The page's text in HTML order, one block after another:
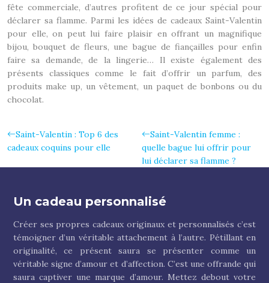
fête commerciale, d’autres profitent de ce jour spécial pour
déclarer sa flamme. Parmi les idées de cadeaux Saint-Valentin
pour elle, on peut lui faire plaisir en offrant un magnifique
bijou, bouquet de fleurs, une bague de fiançailles pour enfin
faire sa demande, de la lingerie… Il existe également des
présents classiques comme le fait d’offrir un parfum, des
produits make up, un vêtement, un paquet de bonbons ou du
chocolat.
Saint-Valentin : Top 6 des
cadeaux coquins pour elle
Saint-Valentin femme :
quelle bague lui offrir pour
lui déclarer sa flamme ?
Un cadeau personnalisé
Créer ses propres cadeaux originaux et personnalisés c’est
témoigner d’un véritable attachement à l’autre. Pétillant en
originalité, ce présent saura se présenter comme un
véritable signe d’amour et d’affection. C’est une offrande qui
saura captiver une marque d’amour. Mettez debout votre